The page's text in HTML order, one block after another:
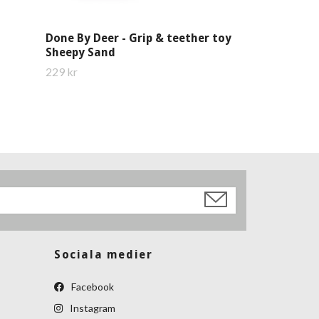
Done By Deer - Grip & teether toy
Sheepy Sand
229 kr
Sociala medier
Facebook
Instagram